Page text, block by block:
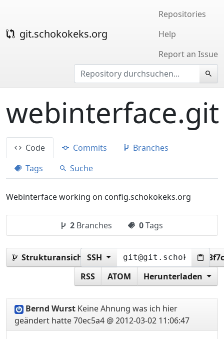
git.schokokeks.org
Repositories
Help
Report an Issue
webinterface.git
Code Commits
Branches
Tags
Suche
Webinterface working on config.schokokeks.org
2 Branches 0Tags
Strukturansicht:SSH
RSS
ATOM Herunterladen
Bernd Wurst Keine Ahnung was ich hier
geändert hatte70ec5a4 @ 2012-03-02 11:06:47